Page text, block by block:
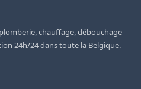
chauffage, débouchage
24h/24 dans toute la Belgique.